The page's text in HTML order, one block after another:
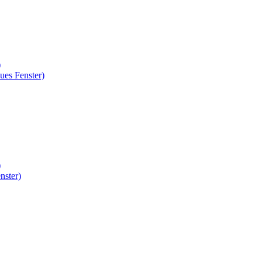
Fenster)